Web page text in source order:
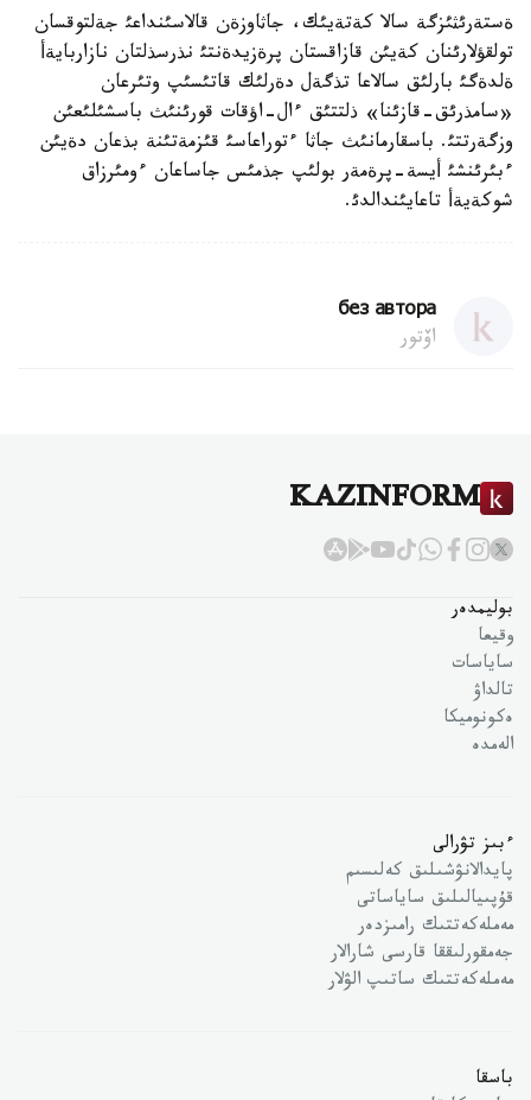
ةستةرئثئزگة سالا كةتةيئك، جاثاوزةن قالاسئنداعئ جةلتوقسان
تولقؤلارئنان كةيئن قازاقستان پرةزيدةنتئ نذرسذلتان نازاربايةأ
ةلدةگئ بارلئق سالاعا تذگةل دةرلئك قاتئسئپ وتئرعان
«سامذرئق-قازئنا» ذلتتئق ءال-اؤقات قورئنئث باسشئلئعئن
وزگةرتتئ. باسقارمانئث جاثا ءتوراعاسئ قئزمةتئنة بذعان دةيئن
ءبئرئنشئ أيسة-پرةمةر بولئپ جذمئس جاساعان ءومئرزاق
شوكةيةأ تاعايئندالدئ.
без автора
اۆتور
KAZINFORM
بوليمدەر
وقيعا
ساياسات
تالداۋ
ەكونوميكا
الەمدە
ءبىز تۋرالى
پايدالانۋشىلىق كەلىسىم
قۇپىيالىلىق ساياساتى
مەملەكەتتىك رامىزدەر
جەمقورلىققا قارسى شارالار
مەملەكەتتىك ساتىپ الۋلار
باسقا